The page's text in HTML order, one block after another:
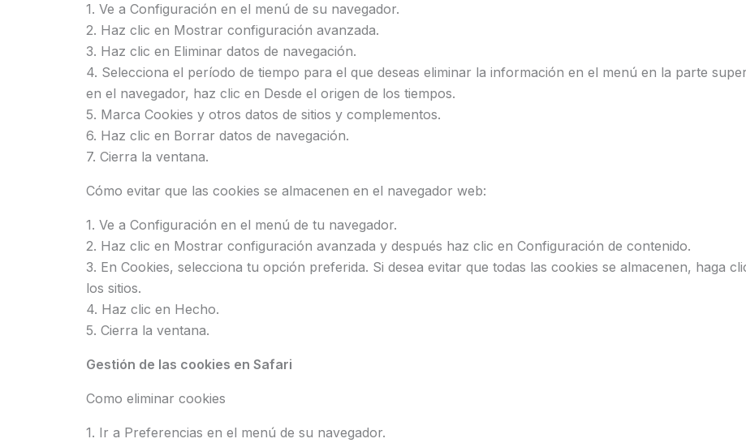
1. Ve a Configuración en el menú de su navegador.
2. Haz clic en Mostrar configuración avanzada.
3. Haz clic en Eliminar datos de navegación.
4. Selecciona el período de tiempo para el que deseas eliminar la información en el menú en la parte
en el navegador, haz clic en Desde el origen de los tiempos.
5. Marca Cookies y otros datos de sitios y complementos.
6. Haz clic en Borrar datos de navegación.
7. Cierra la ventana.
Cómo evitar que las cookies se almacenen en el navegador web:
1. Ve a Configuración en el menú de tu navegador.
2. Haz clic en Mostrar configuración avanzada y después haz clic en Configuración de contenido.
3. En Cookies, selecciona tu opción preferida. Si desea evitar que todas las cookies se almacenen, haga
los sitios.
4. Haz clic en Hecho.
5. Cierra la ventana.
Gestión de las cookies en Safari
Como eliminar cookies
1. Ir a Preferencias en el menú de su navegador.